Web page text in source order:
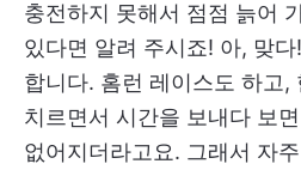
충전하지 못해서 점점 늙어
있다면 알려 주시죠! 아, 맞
합니다. 홈런 레이스도 하고,
치르면서 시간을 보내다 보
없어지더라고요. 그래서 자